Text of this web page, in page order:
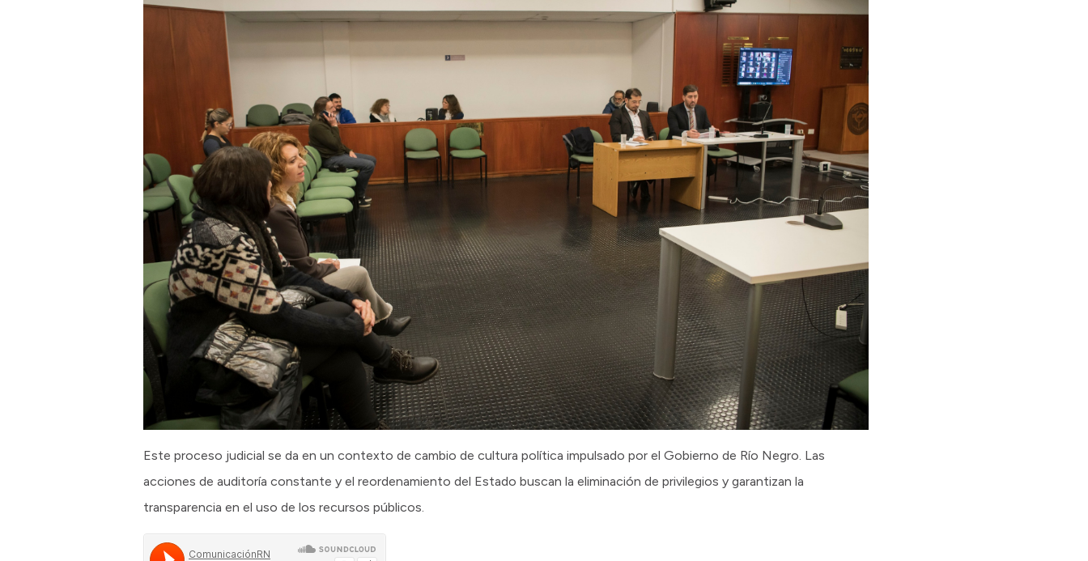
Este proceso judicial se da en un contexto de cambio de cultura política impulsado por el Gobierno de Río Negro. Las
acciones de auditoría constante y el reordenamiento del Estado buscan la eliminación de privilegios y garantizan la
transparencia en el uso de los recursos públicos.